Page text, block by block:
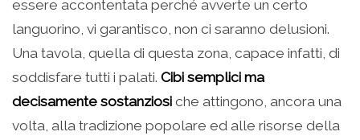
essere accontentata perché avverte un certo
languorino, vi garantisco, non ci saranno delusioni.
Una tavola, quella di questa zona, capace infatti, di
soddisfare tutti i palati. Cibi semplici ma
decisamente sostanziosi che attingono, ancora una
volta, alla tradizione popolare ed alle risorse della